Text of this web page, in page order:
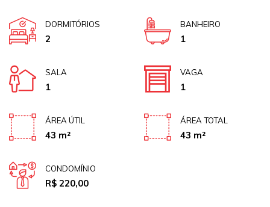
DORMITÓRIOS
2
BANHEIRO
1
SALA
1
VAGA
1
ÁREA ÚTIL
43 m²
ÁREA TOTAL
43 m²
CONDOMÍNIO
R$ 220,00